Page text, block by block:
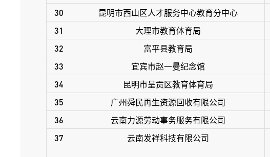
30
昆明市西山区人才服务中心教育分中心
31
大理市教育体育局
32
富平县教育局
33
宜宾市赵一曼纪念馆
34
昆明市呈贡区教育体育局
35
广州舜民再生资源回收有限公司
36
云南力源劳动事务服务有限公司
37
云南发祥科技有限公司